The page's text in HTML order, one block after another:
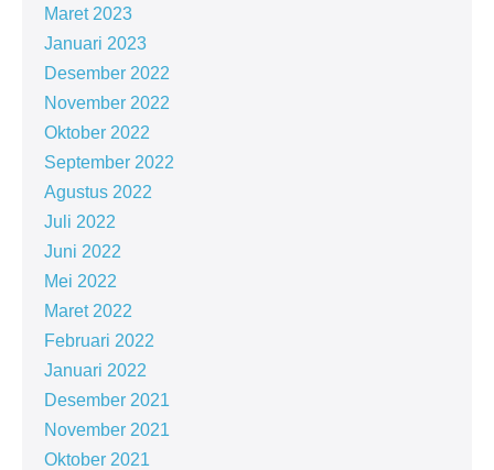
Maret 2023
Januari 2023
Desember 2022
November 2022
Oktober 2022
September 2022
Agustus 2022
Juli 2022
Juni 2022
Mei 2022
Maret 2022
Februari 2022
Januari 2022
Desember 2021
November 2021
Oktober 2021